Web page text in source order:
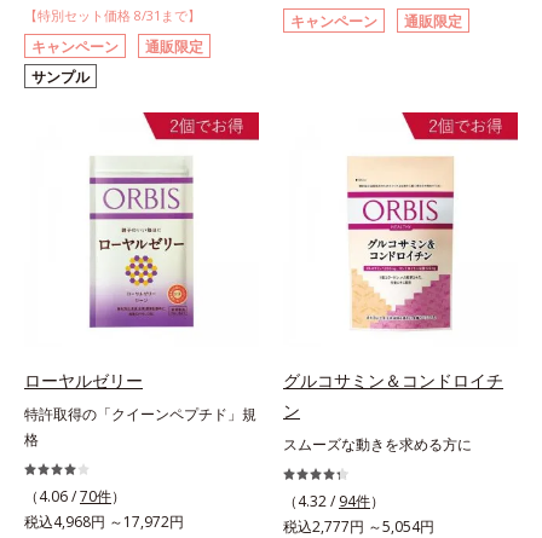
【特別セット価格 8/31まで】
キャンペーン
通販限定
サンプル
キャンペーン 通販限定
ローヤルゼリー
特許取得の「クイーンペプチド」規
格
（4.06 /70件）
税込4,968円 ～17,972円
グルコサミン＆コンドロイチ
ン
スムーズな動きを求める方に
（4.32 / 94件）
税込2,777円 ～5,054円